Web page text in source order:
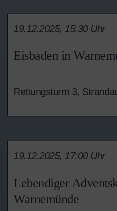
Eisbaden in
19.12.2025, 15:30 Uhr
Rettungsturm 3,
Lebendiger
Warnemünde
19.12.2025, 17:00 Uhr